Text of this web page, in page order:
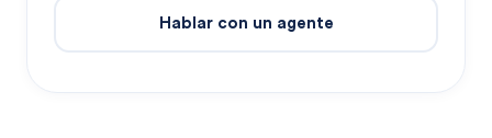
Hablar con un agente